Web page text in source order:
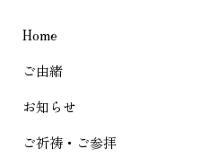
ー
シ
ョ
ン
Home
ご由緒
お知らせ
ご祈祷・ご参拝